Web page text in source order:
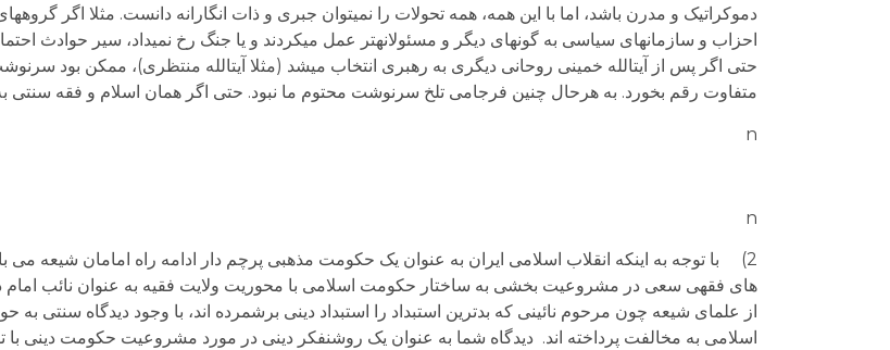
دموکراتیک و مدرن باشد، اما با این همه، همه تحولات را نمی­توان جبری و ذات انگارانه دانست. مثلا اگر
احزاب و سازمانهای سیاسی به گونه­ای دیگر و مسئولانه­تر عمل می­کردند و یا جنگ رخ نمی­داد، سیر حوادث
حتی اگر پس از آیت­الله خمینی روحانی دیگری به رهبری انتخاب می­شد (مثلا آیت­الله منتظری)، ممکن بود
متفاوت رقم بخورد. به هرحال چنین فرجامی تلخ سرنوشت محتوم ما نبود. حتی اگر همان اسلام و فقه سنتی
n
n
2) با توجه به اینکه انقلاب اسلامی ایران به عنوان یک حکومت مذهبی پرچم دار ادامه راه امامان شیعه می
های فقهی سعی در مشروعیت بخشی به ساختار حکومت اسلامی با محوریت ولایت فقیه به عنوان نائب امام
از علمای شیعه چون مرحوم نائینی که بدترین استبداد را استبداد دینی برشمرده اند، با وجود دیدگاه سنتی
اسلامی به مخالفت پرداخته اند. دیدگاه شما به عنوان یک روشنفکر دینی در مورد مشروعیت حکومت دینی با